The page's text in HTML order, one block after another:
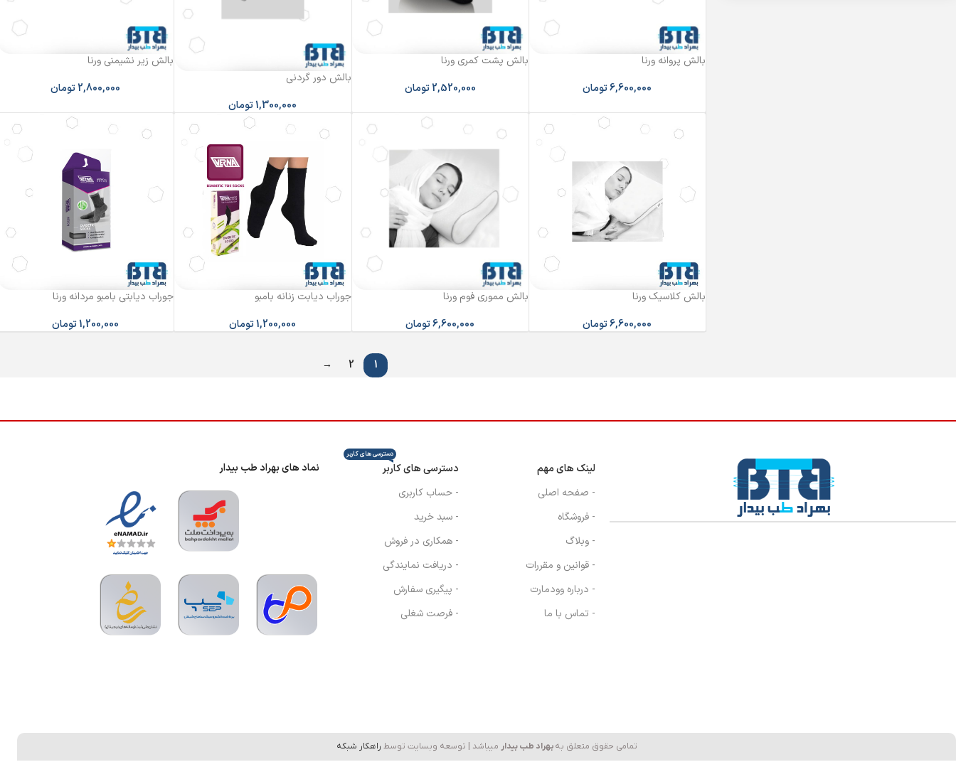
بالش پروانه ورنا
6,600,000تومان
بالش پشت کمری ورنا
2,520,000 تومان
بالش دور گردنی
1,300,000تومان
بالش زیر نشیمنی ورنا
2,800,000تومان
بالش کلاسیک ورنا
6,600,000تومان
بالش مموری فوم ورنا
6,600,000تومان
جوراب دیابت زنانه بامبو
1,200,000تومان
جوراب دیابتی بامبو مردانه ورنا
1,200,000تومان
1
2
→
لینک های مهم
- صفحه اصلی
- فروشگاه
- وبلاگ
- قوانین و مقررات
- درباره وودمارت
- تماس با ما
دسترسی های کاربر
دسترسی های کاربر
- حساب کاربری
- سبد خرید
- همکاری در فروش
- دریافت نمایندگی
- پیگیری سفارش
- فرصت شغلی
نماد های بهراد طب بیدار
تمامی حقوق متعلق بهبهراد طب بیدار میباشد | توسعه وبسایت توسط راهکار شبکه